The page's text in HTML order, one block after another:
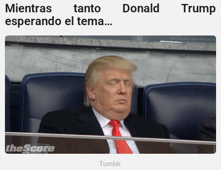
Mientras tanto Donald Trump
esperando el tema…
Tumblr.